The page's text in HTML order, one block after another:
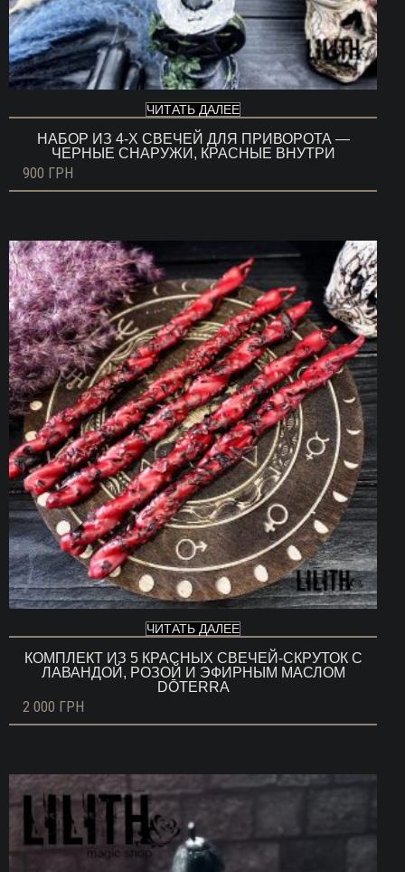
ЧИТАТЬ ДАЛЕЕ
НАБОР ИЗ 4-Х СВЕЧЕЙ ДЛЯ ПРИВОРОТА —
ЧЕРНЫЕ СНАРУЖИ, КРАСНЫЕ ВНУТРИ
900 ГРН
ЧИТАТЬ ДАЛЕЕ
КОМПЛЕКТ ИЗ 5 КРАСНЫХ СВЕЧЕЙ-СКРУТОК С
ЛАВАНДОЙ, РОЗОЙ И ЭФИРНЫМ МАСЛОМ
DŌTERRA
2 000 ГРН